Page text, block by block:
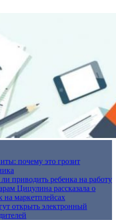
почему это грозит
приводить ребенка на работу
Цицулина рассказала о
на маркетплейсах
открыть электронный